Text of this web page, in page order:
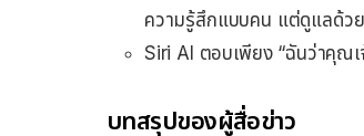
ความรู้สึกแบบคน แต่ดูแลด้ว
Siri AI ตอบเพียง “ฉันว่าคุณเ
บทสรุปของผู้สื่อข่าว